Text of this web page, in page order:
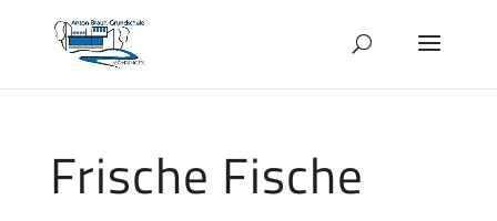
Frische Fische